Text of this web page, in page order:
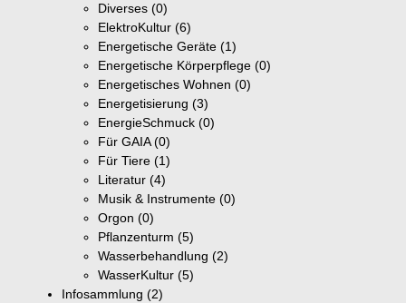
Diverses (0)
ElektroKultur (6)
Energetische Geräte (1)
Energetische Körperpflege (0)
Energetisches Wohnen (0)
Energetisierung (3)
EnergieSchmuck (0)
Für GAIA(0)
Für Tiere (1)
Literatur (4)
Musik & Instrumente (0)
Orgon (0)
Pflanzenturm (5)
Wasserbehandlung (2)
WasserKultur (5)
Infosammlung (2)